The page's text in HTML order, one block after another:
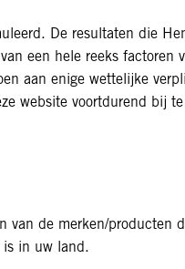
De resultaten die
een hele reeks factoren
aan enige wettelijke
website voortdurend bij
van de merken/
is in uw land.